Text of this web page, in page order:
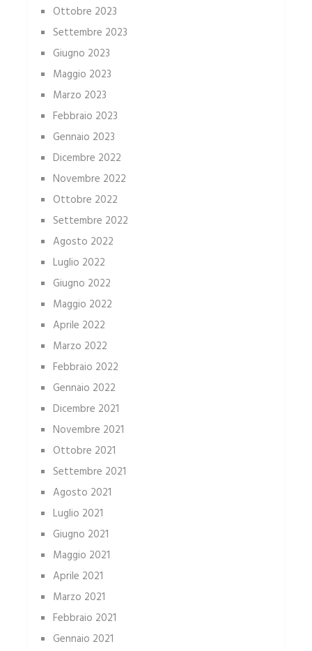
Ottobre 2023
Settembre 2023
Giugno 2023
Maggio 2023
Marzo 2023
Febbraio 2023
Gennaio 2023
Dicembre 2022
Novembre 2022
Ottobre 2022
Settembre 2022
Agosto 2022
Luglio 2022
Giugno 2022
Maggio 2022
Aprile 2022
Marzo 2022
Febbraio 2022
Gennaio 2022
Dicembre 2021
Novembre 2021
Ottobre 2021
Settembre 2021
Agosto 2021
Luglio 2021
Giugno 2021
Maggio 2021
Aprile 2021
Marzo 2021
Febbraio 2021
Gennaio 2021